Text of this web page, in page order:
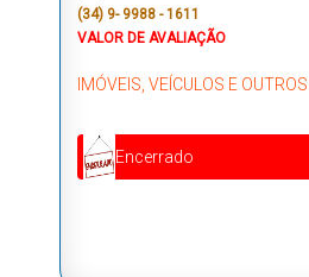
(34) 9- 9988 - 1611
VALOR DE AVALIAÇÃO
IMÓVEIS, VEÍCULOS E OUTROS
Encerrado